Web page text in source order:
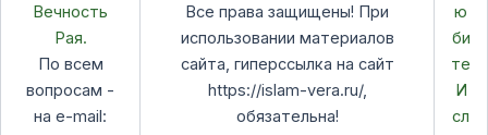
Вечность
Рая.
По всем
вопросам -
на e-mail:
Все права защищены! При
использовании материалов
сайта, гиперссылка на сайт
https://islam-vera.ru/,
обязательна!
ю
би
те
И
сл